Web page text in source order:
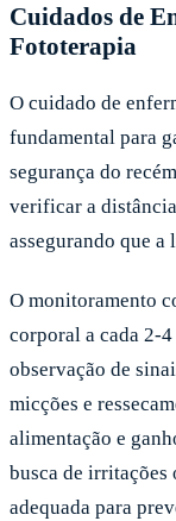
Cuidados de
Fototerapia
O cuidado de
fundamental para
segurança do
verificar a
assegurando que
O monitoramento
corporal a cada 2-
observação de
micções e
alimentação e
busca de irritações
adequada para